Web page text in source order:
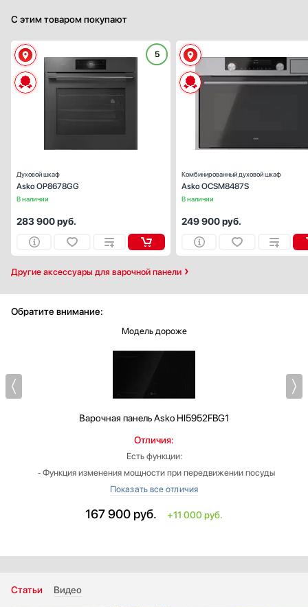
С этим товаром покупают
Другие аксессуары для варочной панели
5
В наличии
Духовой шкаф
Asko OP8678GG
Способ подключения:
Ширина (см):
жемчужно-серый (Pearl
283 900руб.
В наличии
Комбинированный духовой шкаф
Asko OCSM8487S
249 900руб.
Обратите внимание:
Модель дороже
Варочная панельAsko HI5952FBG1
Отличия:
Есть функции:
‐ Функция изменения мощности при передвижении посуды
(MoveMode)
Ширина: больше на 25.6 см
Цвет: черный глянец
Ширина встраивания: больше на 30 см
167 900 руб. +11 000 руб.
Статьи Видео